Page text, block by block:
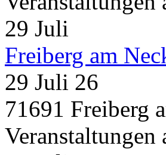
29 Juli
Freiberg am
29 Juli 26
71691 Freiberg
Veranstaltungen